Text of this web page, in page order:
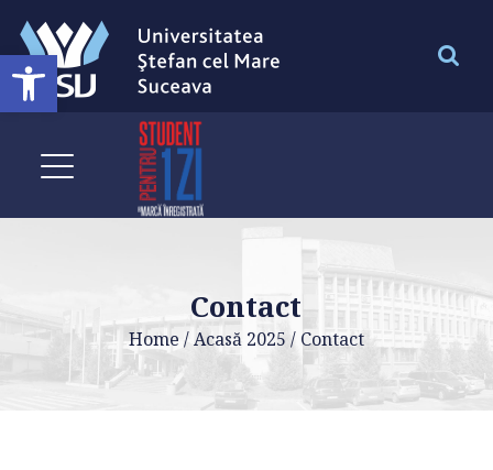
Deschide bara de unelte
Contact
Home /Acasă 2025 / Contact